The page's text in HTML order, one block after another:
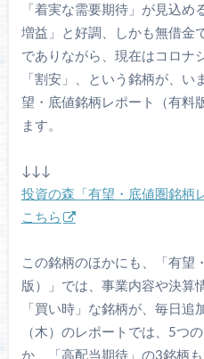
「着実な需要期待」が見込
増益」と好調、しかも無借金
でありながら、現在はコロナ
「割安」、という銘柄が、
望・底値銘柄レポート（有料
ます。
↓↓↓
投資の森「有望・底値圏銘柄
こちら
この銘柄のほかにも、「有望
版）」では、事業内容や決算
「買い時」な銘柄が、毎日追
（木）のレポートでは、5つ
か、「高配当期待」の3銘柄